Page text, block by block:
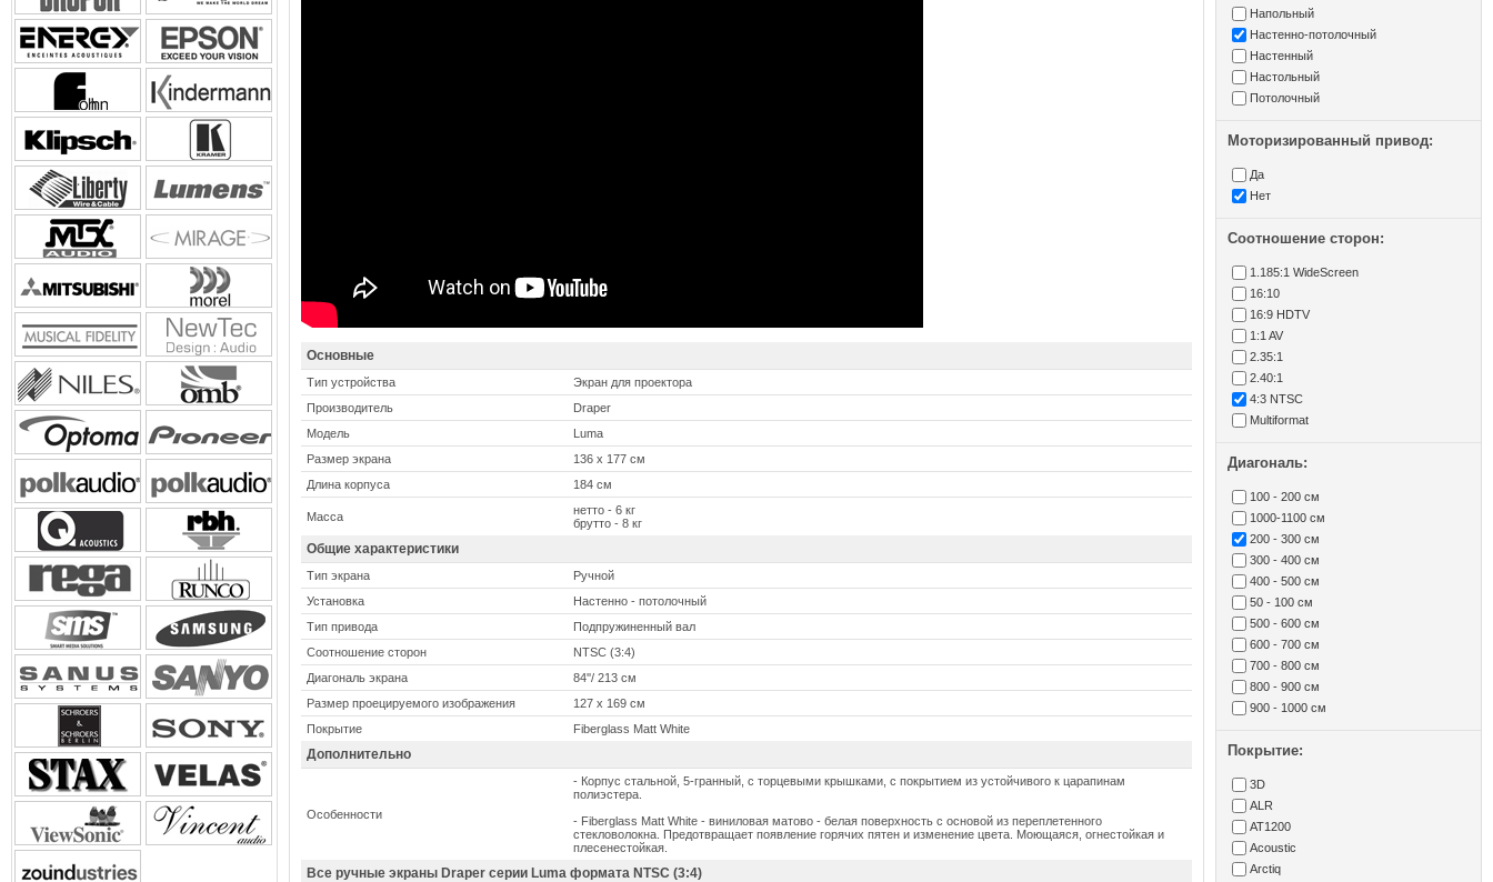
Основные
Тип устройства
Экран для проектора
Производитель
Draper
Модель
Luma
Размер экрана
136 x 177 см
Длина корпуса
184 см
Масса
нетто - 6 кг
брутто - 8 кг
Общие характеристики
Тип экрана
Ручной
Установка
Настеннo - потолочный
Тип привода
Подпружиненный вал
Соотношение сторон
NTSC (3:4)
Диагональ экрана
84''/ 213 см
Размер проецируемого изображения
127 x 169 см
Покрытие
Fiberglass Matt White
Дополнительно
Особенности
- Корпус стальной, 5-гранный, с торцевыми крышками, с покрытием из устойчивого к царапинам
полиэстера.
- Fiberglass Matt White - виниловая матово - белая поверхность с основой из переплетенного
стекловолокна. Предотвращает появление горячих пятен и изменение цвета. Моющаяся, огнестойкая и
плесенестойкая.
Все ручные экраны Draper серии Luma формата NTSC (3:4)
Напольный
Настенно-потолочный
Настенный
Настольный
Потолочный
Моторизированный привод:
Да
Нет
Соотношение сторон:
1.185:1 WideScreen
16:10
16:9 HDTV
1:1 AV
2.35:1
2.40:1
4:3 NTSC
Multiformat
Диагональ:
100 - 200 см
1000-1100 см
200 - 300 см
300 - 400 см
400 - 500 см
50 - 100 см
500 - 600 см
600 - 700 см
700 - 800 см
800 - 900 см
900 - 1000 см
Покрытие:
3D
ALR
AT1200
Acoustic
Arctiq